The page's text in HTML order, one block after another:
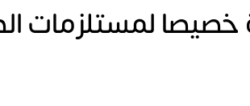
لمستلزمات